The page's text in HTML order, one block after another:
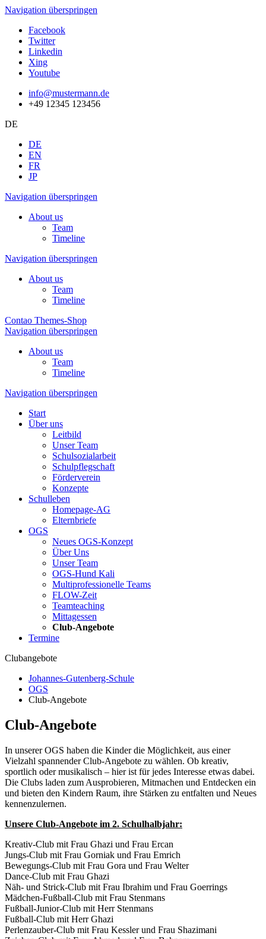
Navigation überspringen
Facebook
Twitter
Linkedin
Xing
Youtube
info@mustermann.de
+49 12345 123456
DE
DE
EN
FR
JP
Navigation überspringen
About us
Team
Timeline
Navigation überspringen
About us
Team
Timeline
Contao Themes-Shop
Navigation überspringen
About us
Team
Timeline
Navigation überspringen
Start
Über uns
Leitbild
Unser Team
Schulsozialarbeit
Schulpflegschaft
Förderverein
Konzepte
Schulleben
Homepage-AG
Elternbriefe
OGS
Neues OGS-Konzept
Über Uns
Unser Team
OGS-Hund Kali
Multiprofessionelle Teams
FLOW-Zeit
Teamteaching
Mittagessen
Club-Angebote
Termine
Clubangebote
Johannes-Gutenberg-Schule
OGS
Club-Angebote
Club-Angebote
In unserer OGS haben die Kinder die Möglichkeit, aus einer
Vielzahl spannender Club-Angebote zu wählen. Ob kreativ,
sportlich oder musikalisch – hier ist für jedes Interesse etwas dabei.
Die Clubs laden zum Ausprobieren, Mitmachen und Entdecken ein
und bieten den Kindern Raum, ihre Stärken zu entfalten und Neues
kennenzulernen.
Unsere Club-Angebote im 2. Schulhalbjahr:
Kreativ-Club mit Frau Ghazi und Frau Ercan
Jungs-Club mit Frau Gorniak und Frau Emrich
Bewegungs-Club mit Frau Gora und Frau Welter
Dance-Club mit Frau Ghazi
Näh- und Strick-Club mit Frau Ibrahim und Frau Goerrings
Mädchen-Fußball-Club mit Frau Stenmans
Fußball-Junior-Club mit Herr Stenmans
Fußball-Club mit Herr Ghazi
Perlenzauber-Club mit Frau Kessler und Frau Shazimani